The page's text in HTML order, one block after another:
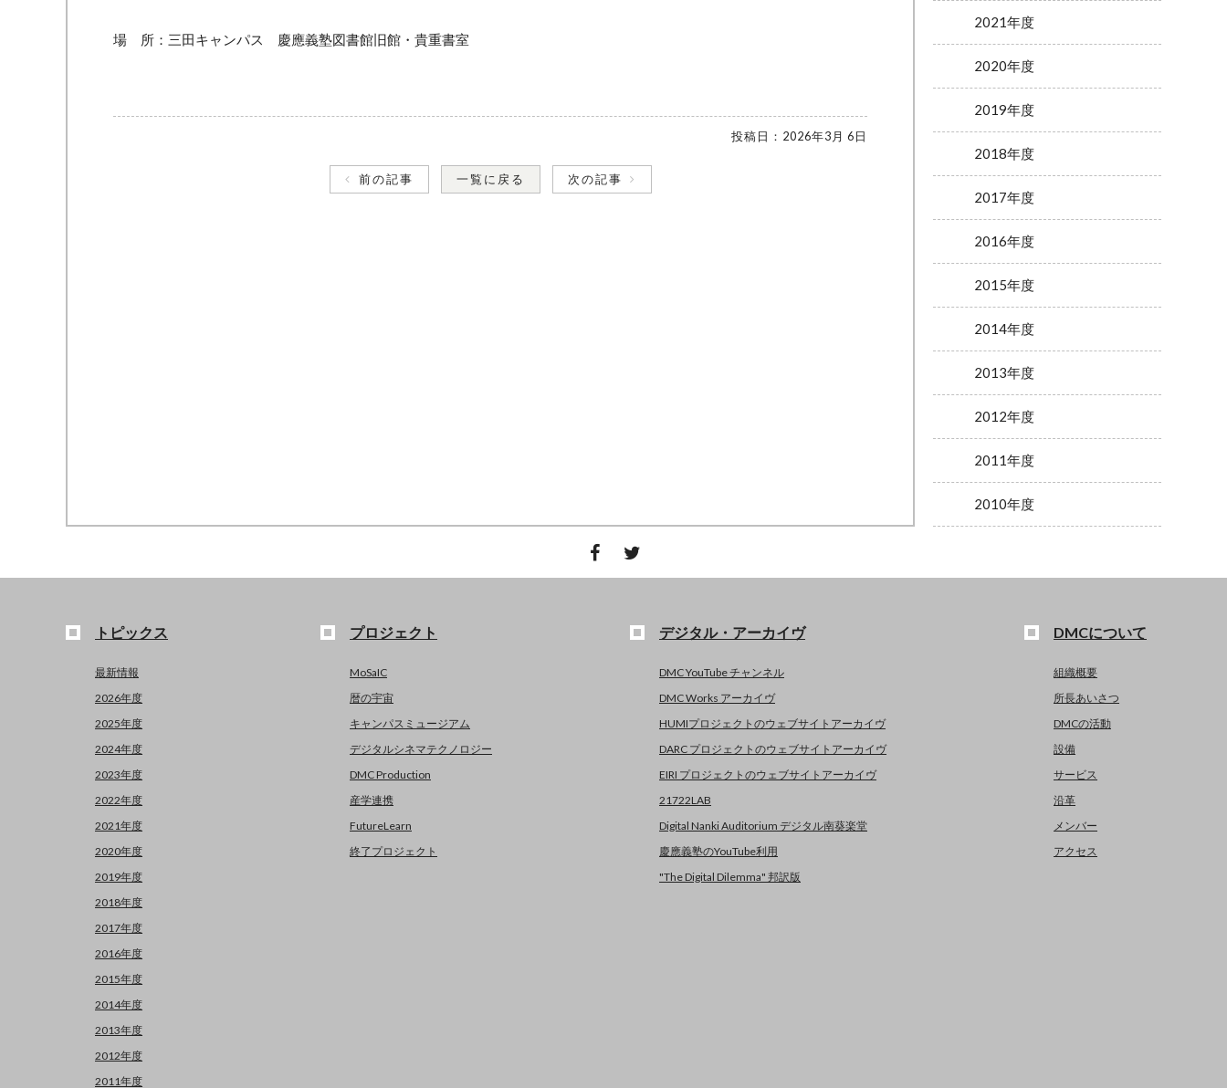
場 所：三田キャンパス 慶應義塾図書館旧館・貴重書室
投稿日： 2026年3月 6日
前の記事 一覧に戻る 次の記事
2021年度
2020年度
2019年度
2018年度
2017年度
2016年度
2015年度
2014年度
2013年度
2012年度
2011年度
2010年度
トピックス
最新情報
2026年度
2025年度
2024年度
2023年度
2022年度
2021年度
2020年度
2019年度
2018年度
2017年度
2016年度
2015年度
2014年度
2013年度
2012年度
2011年度
プロジェクト
MoSaIC
暦の宇宙
キャンパスミュージアム
デジタルシネマテクノロジー
DMC Production
産学連携
FutureLearn
終了プロジェクト
デジタル・アーカイヴ
DMC YouTube チャンネル
DMC Works アーカイヴ
HUMIプロジェクトのウェブサイトアーカイヴ
DARC プロジェクトのウェブサイトアーカイヴ
EIRI プロジェクトのウェブサイトアーカイヴ
21722LAB
Digital Nanki Auditorium デジタル南葵楽堂
慶應義塾のYouTube利用
"The Digital Dilemma" 邦訳版
DMCについて
組織概要
所長あいさつ
DMCの活動
設備
サービス
沿革
メンバー
アクセス